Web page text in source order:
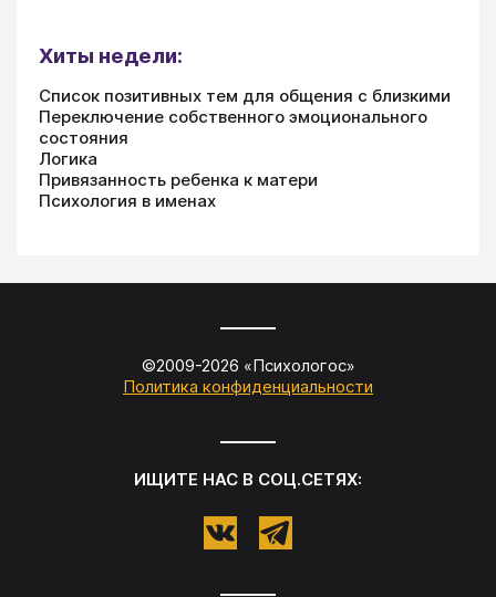
Хиты недели:
Список позитивных тем для общения с близкими
Переключение собственного эмоционального
состояния
Логика
Привязанность ребенка к матери
Психология в именах
©2009-2026 «Психологос»
Политика конфиденциальности
ИЩИТЕ НАС В СОЦ.СЕТЯХ: